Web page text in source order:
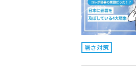
暑さ対策